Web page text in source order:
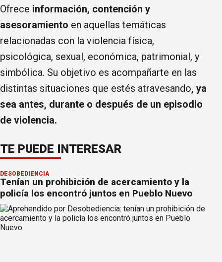
Ofrece información, contención y
asesoramiento en aquellas temáticas
relacionadas con la violencia física,
psicológica, sexual, económica, patrimonial, y
simbólica. Su objetivo es acompañarte en las
distintas situaciones que estés atravesando, ya
sea antes, durante o después de un episodio
de violencia.
TE PUEDE INTERESAR
DESOBEDIENCIA
Tenían un prohibición de acercamiento y la
policía los encontró juntos en Pueblo Nuevo